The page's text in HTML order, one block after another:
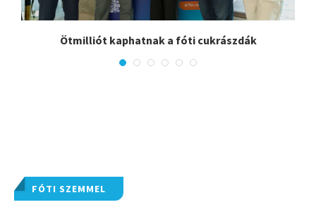
Ötmilliót kaphatnak a fóti cukrászdák
FÓTI SZEMMEL